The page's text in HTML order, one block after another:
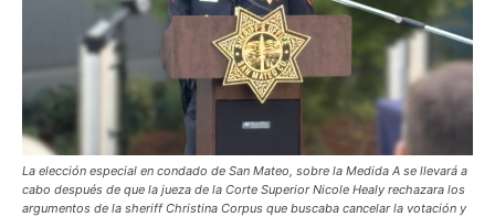
La elección especial en condado de San Mateo, sobre la Medida A se llevará a
cabo después de que la jueza de la Corte Superior Nicole Healy rechazara los
argumentos de la sheriff Christina Corpus que buscaba cancelar la votación y